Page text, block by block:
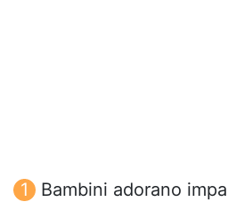
Bambini adorano